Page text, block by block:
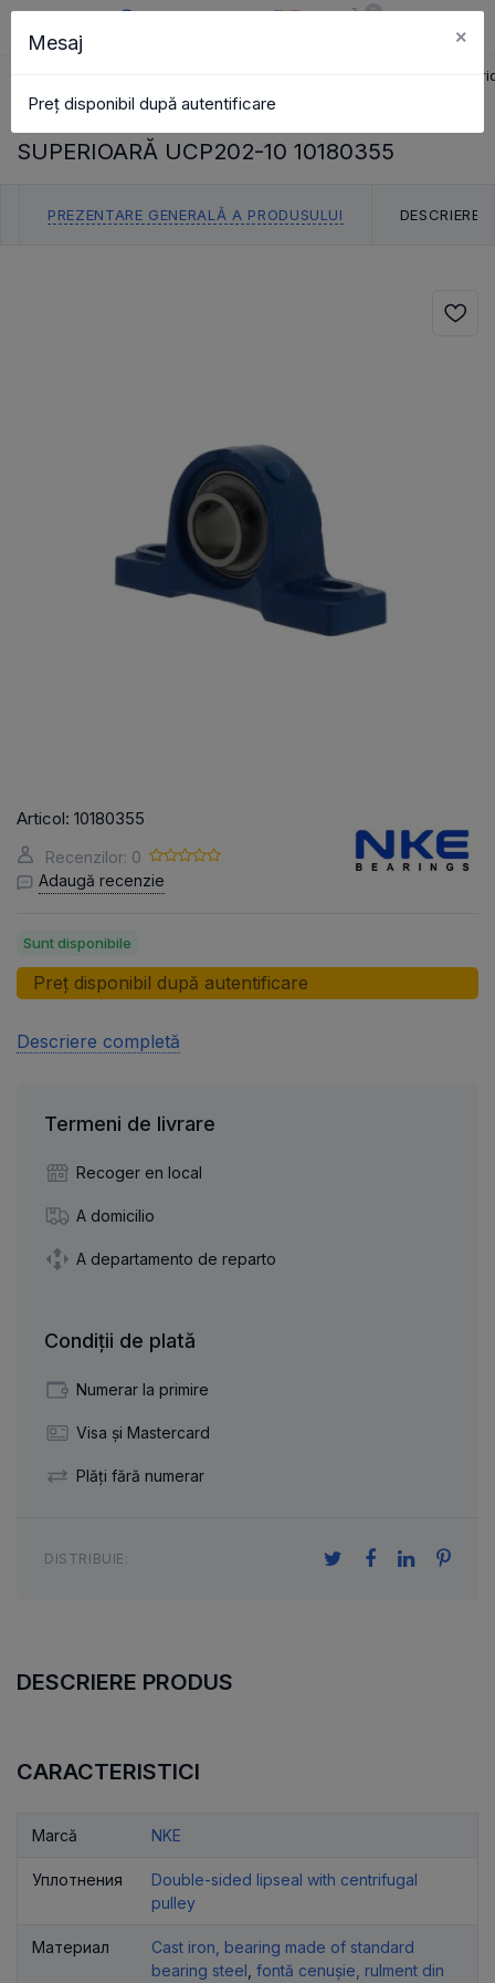
0
carcasă crapodină
SUPERIOARĂ UCP202-10 10180355
PREZENTARE GENERALĂ A PRODUSULUI DESCRIERE
Articol: 10180355
Recenzilor: 0
Adaugă recenzie
Sunt disponibile
Preț disponibil după autentificare
Descriere completă
Termeni de livrare
Recoger en local
A domicilio
A departamento de reparto
Condiții de plată
Numerar la primire
Visa și Mastercard
Plăți fără numerar
DISTRIBUIE:
DESCRIERE PRODUS
CARACTERISTICI
Marcă NKE
Уплотнения
Double-sided lipseal with centrifugal
pulley
Материал
Cast iron, bearing made of standard
bearing steel fontă cenușie, rulment din
Mesaj ×
Preț disponibil după autentificare